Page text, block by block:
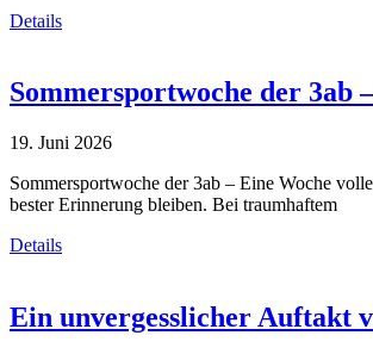
Details
Sommersportwoche der 3ab
19. Juni 2026
Sommersportwoche der 3ab – Eine Woche
bester Erinnerung bleiben. Bei traumhaftem
Details
Ein unvergesslicher Auftakt